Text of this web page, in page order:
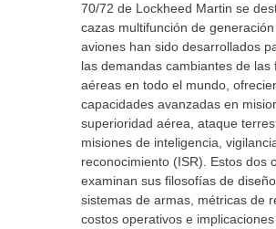
70/72 de Lockheed Martin se
cazas multifunción de generación
aviones han sido desarrollados
las demandas cambiantes de las
aéreas en todo el mundo,
capacidades avanzadas en
superioridad aérea, ataque
misiones de inteligencia,
reconocimiento (ISR). Estos dos
examinan sus filosofías de
sistemas de armas, métricas de
costos operativos e implicaciones